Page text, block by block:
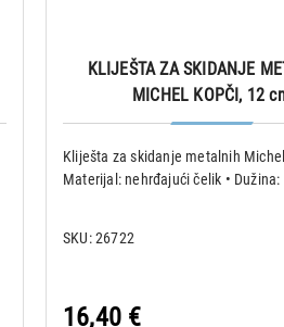
KLIJEŠTA ZA SKIDANJE
MICHEL KOPČI, 12
Kliješta za skidanje metalnih
Materijal: nehrđajući čelik • Dužina:
SKU: 26722
16,40 €